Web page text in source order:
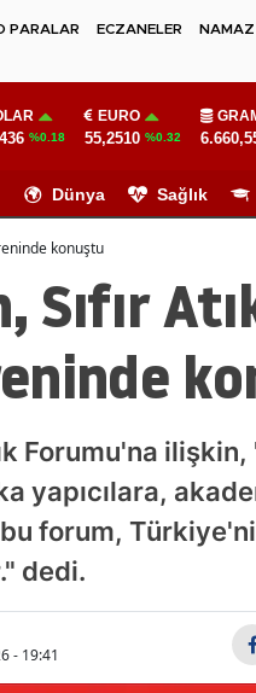
PARALAR ECZANELER
NAMAZ
%0.18
EURO
55,2510 %0.32
Dünya Sağlık
konuştu
Sıfır
Forumu'na
yapıcılara,
bu forum,
dedi.
- 19:41